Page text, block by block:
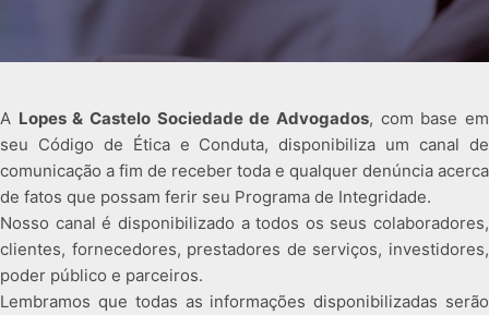
A Lopes & Castelo Sociedade de Advogados, com base em
seu Código de Ética e Conduta, disponibiliza um canal de
comunicação a fim de receber toda e qualquer denúncia acerca
de fatos que possam ferir seu Programa de Integridade.
Nosso canal é disponibilizado a todos os seus colaboradores,
clientes, fornecedores, prestadores de serviços, investidores,
poder público e parceiros.
Lembramos que todas as informações disponibilizadas serão